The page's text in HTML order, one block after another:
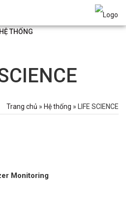
HỆ THỐNG
Trang chủ » Hệ thống » LIFE SCIENCE
Monitoring